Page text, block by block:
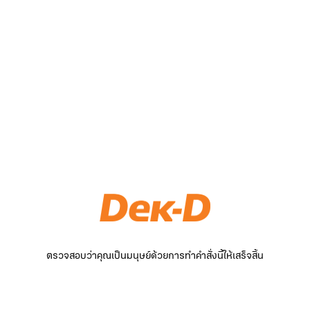
ตรวจสอบว่าคุณเป็นมนุษย์ด้วยการทำคำสั่งนี้ให้เสร็จสิ้น